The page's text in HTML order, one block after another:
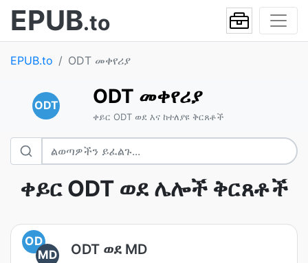
EPUB.to
EPUB.to ODT መቀየሪያ
ODT ODT መቀየሪያ
ቀይር ODT ወደ እና ከተለያዩ ቅርጸቶች
ቀይር ODT ወደ ሌሎች ቅርጸቶች
OD
MD
ODT ወደ MD